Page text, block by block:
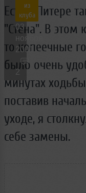
из
клуба
03
ноября
2001
2
Есть в Питере
"Стена". В этом
то копеечные
было очень
минутах
поставив
уходе, я
себе замены.